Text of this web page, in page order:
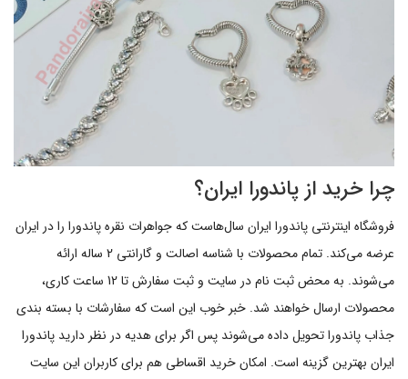
چرا خرید از پاندورا ایران؟
فروشگاه اینترنتی پاندورا ایران سال‌هاست که جواهرات نقره پاندورا را در ایران
عرضه می‌کند. تمام محصولات با شناسه اصالت و گارانتی 2 ساله ارائه
می‌شوند. به محض ثبت نام در سایت و ثبت سفارش تا 12 ساعت کاری،
محصولات ارسال خواهند شد. خبر خوب این است که سفارشات با بسته بندی
جذاب پاندورا تحویل داده می‌شوند پس اگر برای هدیه در نظر دارید پاندورا
ایران بهترین گزینه است. امکان خرید اقساطی هم برای کاربران این سایت